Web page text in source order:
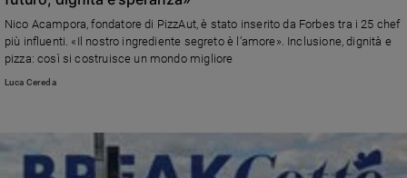
2026
Cinema,
Tv
Musica
Nico Acampora, fondatore di PizzAut, è stato inserito da Forbes tra i 25 chef
più influenti. «Il nostro ingrediente segreto è l’amore». Inclusione, dignità e
pizza: così si costruisce un mondo migliore
Luca Cereda